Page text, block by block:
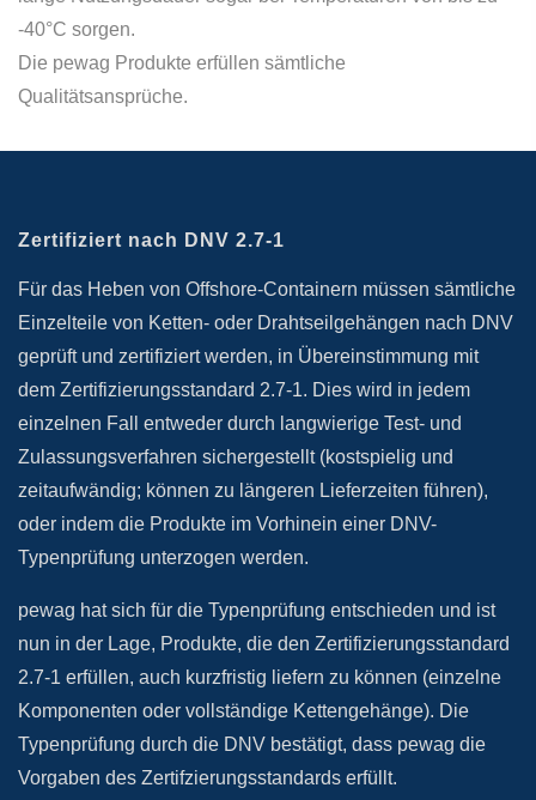
-40°C sorgen.
Die pewag Produkte erfüllen sämtliche
Qualitätsansprüche.
Zertifiziert nach DNV 2.7-1
Für das Heben von Offshore-Containern müssen sämtliche
Einzelteile von Ketten- oder Drahtseilgehängen nach DNV
geprüft und zertifiziert werden, in Übereinstimmung mit
dem Zertifizierungsstandard 2.7-1. Dies wird in jedem
einzelnen Fall entweder durch langwierige Test- und
Zulassungsverfahren sichergestellt (kostspielig und
zeitaufwändig; können zu längeren Lieferzeiten führen),
oder indem die Produkte im Vorhinein einer DNV-
Typenprüfung unterzogen werden.
pewag hat sich für die Typenprüfung entschieden und ist
nun in der Lage, Produkte, die den Zertifizierungsstandard
2.7-1 erfüllen, auch kurzfristig liefern zu können (einzelne
Komponenten oder vollständige Kettengehänge). Die
Typenprüfung durch die DNV bestätigt, dass pewag die
Vorgaben des Zertifzierungsstandards erfüllt.